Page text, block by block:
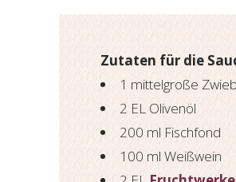
Zutaten für die
1 mittelgroße
2 EL Olivenöl
200 ml Fischfond
100 ml Weißwein